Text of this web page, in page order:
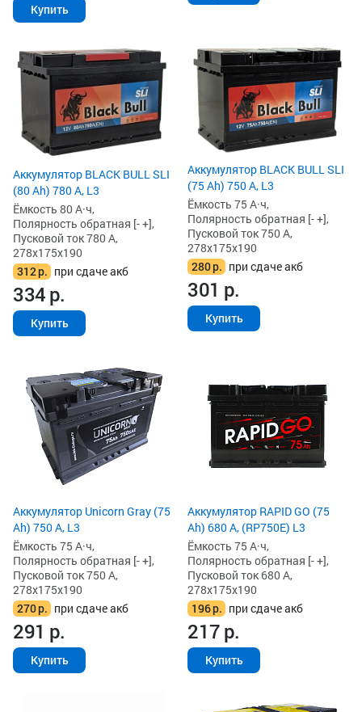
Купить
Аккумулятор BLACK BULL SLI
(80 Ah) 780 А, L3
Ёмкость 80 А·ч,
Полярность обратная [- +],
Пусковой ток 780 А,
278x175x190
312р. при сдаче акб
334р.
Купить
Аккумулятор BLACK BULL SLI
(75 Ah) 750 А, L3
Ёмкость 75 А·ч,
Полярность обратная [- +],
Пусковой ток 750 А,
278x175x190
280р. при сдаче акб
301 р.
Купить
Аккумулятор Unicorn Gray (75
Ah) 750 А, L3
Ёмкость 75 А·ч,
Полярность обратная [- +],
Пусковой ток 750 А,
278x175x190
270р. при сдаче акб
291 р.
Купить
Аккумулятор RAPID GO (75
Ah) 680 А, (RP750E) L3
Ёмкость 75 А·ч,
Полярность обратная [- +],
Пусковой ток 680 А,
278x175x190
196р. при сдаче акб
217р.
Купить